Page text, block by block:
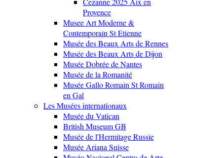
Provence
Musee Art Moderne &
Contemporain St Etienne
Musée des Beaux Arts de Rennes
Musée des Beaux Arts de Dijon
Musée Dobrée de Nantes
Musée de la Romanité
Musée Gallo Romain St Romain
en Gal
Les Musées internationaux
Musée du Vatican
British Museum GB
Musée de l'Hermitage Russie
Musée Ariana Suisse